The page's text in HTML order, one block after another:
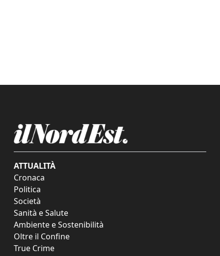
ATTUALITÀ
Cronaca
Politica
Società
Sanità e Salute
Ambiente e Sostenibilità
Oltre il Confine
True Crime